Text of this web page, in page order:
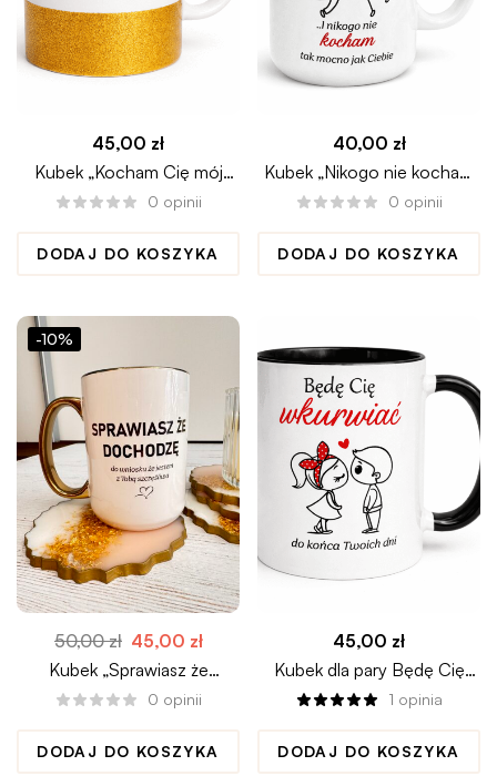
45,00 zł
Kubek „Kocham Cię mój
misiu” na walentynki
0 opinii
DODAJ DO KOSZYKA
40,00 zł
Kubek „Nikogo nie kocham
tak mocno jak Ciebie”
0 opinii
DODAJ DO KOSZYKA
-10%
50,00zł 45,00 zł
Kubek „Sprawiasz że
dochodzę do wniosku..”
0 opinii
DODAJ DO KOSZYKA
45,00 zł
Kubek dla pary Będę Cię
wk*rwiać do końca twoich
1 opinia
DODAJ DO KOSZYKA